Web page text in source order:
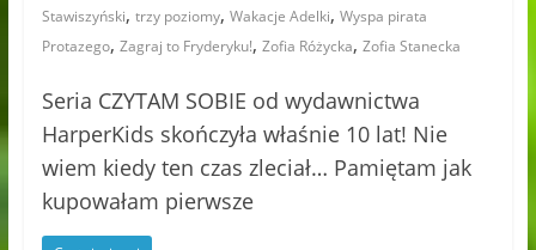
Stawiszyński, trzy poziomy, Wakacje Adelki, Wyspa pirata
Protazego, Zagraj to Fryderyku!, Zofia Różycka, Zofia Stanecka
Seria CZYTAM SOBIE od wydawnictwa
HarperKids skończyła właśnie 10 lat! Nie
wiem kiedy ten czas zleciał… Pamiętam jak
kupowałam pierwsze